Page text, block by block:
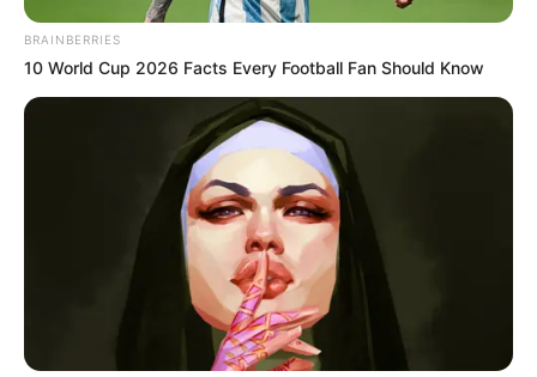
BRAINBERRIES
10 World Cup 2026 Facts Every Football Fan Should Know